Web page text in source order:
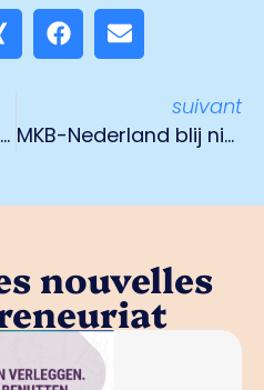
N556 Eindhovenseweg tijdelijk afgesloten voor aanleg faunatunnel
suivant
MKB-Nederland blij nieuwe uitbreiding TOGS voor schrijnende gevallen
nouvelles